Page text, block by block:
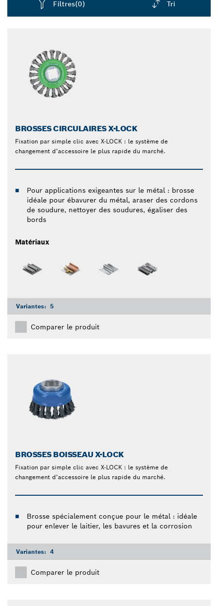
Filtres(0) Tri
BROSSES CIRCULAIRES X-LOCK
Fixation par simple clic avec X-LOCK : le système de
changement d’accessoire le plus rapide du marché.
Pour applications exigeantes sur le métal : brosse
idéale pour ébavurer du métal, araser des cordons
de soudure, nettoyer des soudures, égaliser des
bords
Matériaux
Variantes: 5
Comparer le produit
BROSSES BOISSEAU X-LOCK
Fixation par simple clic avec X-LOCK : le système de
changement d’accessoire le plus rapide du marché.
Brosse spécialement conçue pour le métal : idéale
pour enlever le laitier, les bavures et la corrosion
Variantes: 4
Comparer le produit